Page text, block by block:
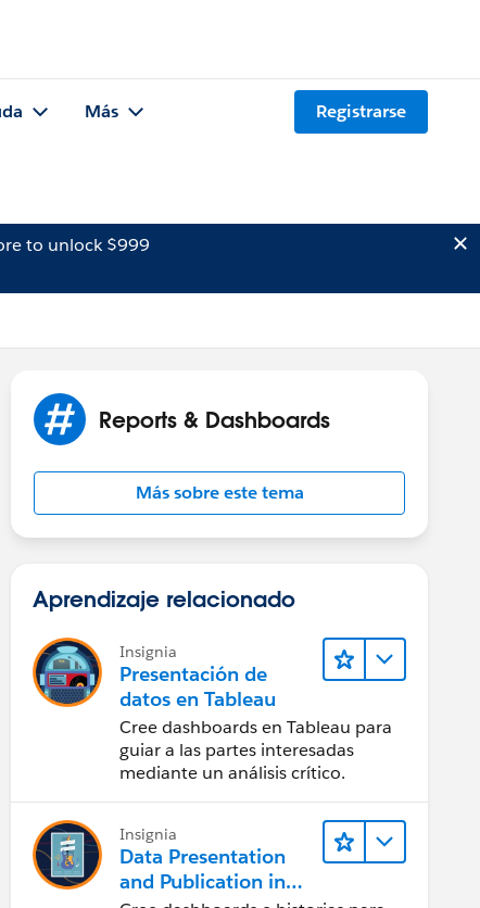
Más Registrarse
to unlock $999
Reports & Dashboards
Más sobre este tema
Aprendizaje relacionado
Insignia
Presentación de
datos en Tableau
Cree dashboards en Tableau para
guiar a las partes interesadas
mediante un análisis crítico.
Insignia
Data Presentation
and Publication in